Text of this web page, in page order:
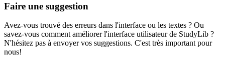
Faire une suggestion
Avez-vous trouvé des erreurs dans l'interface ou les textes ? Ou
savez-vous comment améliorer l'interface utilisateur de StudyLib ?
N'hésitez pas à envoyer vos suggestions. C'est très important pour
nous!